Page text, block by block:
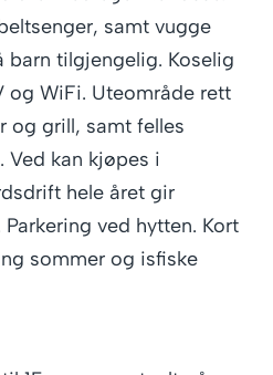
samt vugge
barn tilgjengelig. Koselig
og WiFi. Uteområde rett
og grill, samt felles
Ved kan kjøpes i
hele året gir
ved hytten. Kort
sommer og isfiske